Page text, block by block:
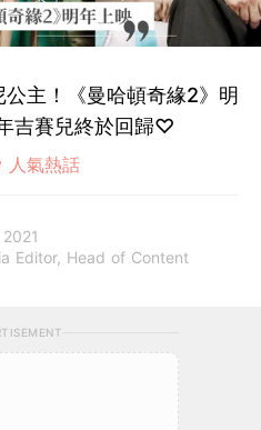
主！《曼哈頓奇緣2》明
吉賽兒終於回歸♡
人氣熱話
Editor, Head of Content